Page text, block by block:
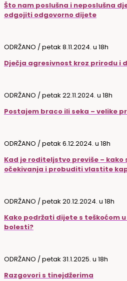
Što nam poslušna i neposlušna
odgojiti odgovorno dijete
ODRŽANO / petak 8.11.2024. u 18h
Dječja agresivnost kroz prirodu i
ODRŽANO / petak 22.11.2024. u 18h
Postajem braco ili seka – velike
ODRŽANO / petak 6.12.2024. u 18h
Kad je roditeljstvo previše –
očekivanja i probuditi vlastite
ODRŽANO / petak 20.12.2024. u 18h
Kako podržati dijete s teškoćom
bolesti?
ODRŽANO / petak 31.1.2025. u 18h
Razgovori s tinejdžerima